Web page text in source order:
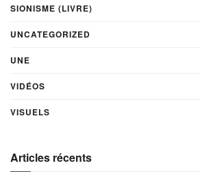
SIONISME (LIVRE)
UNCATEGORIZED
UNE
VIDÉOS
VISUELS
Articles récents